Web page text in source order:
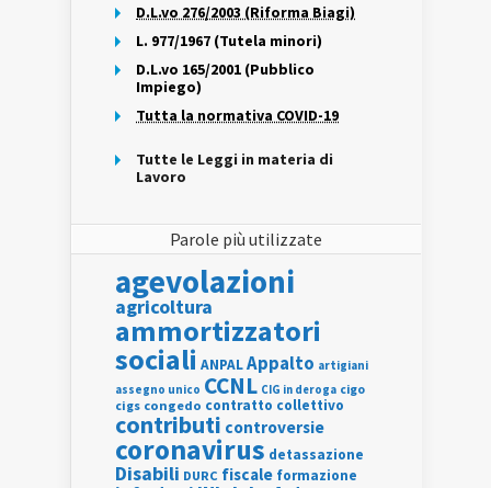
D.L.vo 276/2003 (Riforma Biagi)
L. 977/1967 (Tutela minori)
D.L.vo 165/2001 (Pubblico
Impiego)
Tutta la normativa COVID-19
Tutte le Leggi in materia di
Lavoro
Parole più utilizzate
agevolazioni
agricoltura
ammortizzatori
sociali ANPALAppalto artigiani
assegno unico CCNL CIG in deroga cigo
cigs congedo contratto collettivo
contributi controversie
coronavirus detassazione
Disabili DURC fiscale formazione